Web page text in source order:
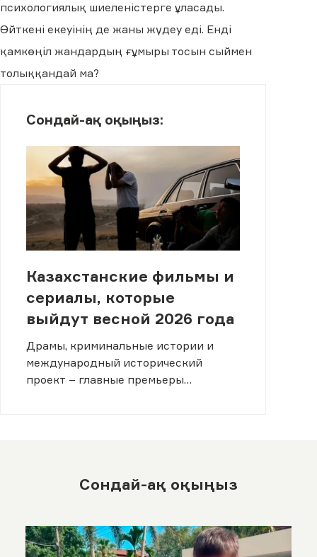
психологиялық шиеленістерге ұласады.
Өйткені екеуінің де жаны жүдеу еді. Енді
қамкөңіл жандардың ғұмыры тосын сыймен
толыққандай ма?
Сондай-ақ оқыңыз:
Казахстанские фильмы и
сериалы, которые
выйдут весной 2026 года
Драмы, криминальные истории и
международный исторический
проект – главные премьеры
Сондай-ақ оқыңыз